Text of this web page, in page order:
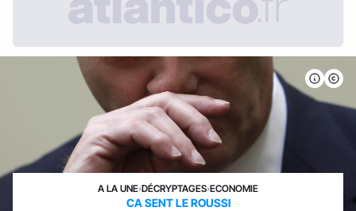
A LA UNE›DÉCRYPTAGES›ECONOMIE
CA SENT LE ROUSSI